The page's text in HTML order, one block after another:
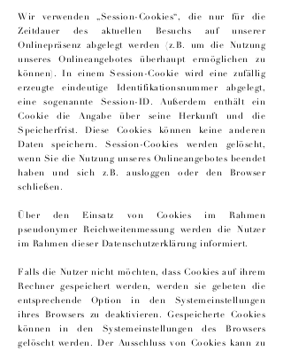
Wir verwenden „Session-Cookies“, die nur für die
Zeitdauer des aktuellen Besuchs auf unserer
Onlinepräsenz abgelegt werden (z.B. um die Nutzung
unseres Onlineangebotes überhaupt ermöglichen zu
können). In einem Session-Cookie wird eine zufällig
erzeugte eindeutige Identifikationsnummer abgelegt,
eine sogenannte Session-ID. Außerdem enthält ein
Cookie die Angabe über seine Herkunft und die
Speicherfrist. Diese Cookies können keine anderen
Daten speichern. Session-Cookies werden gelöscht,
wenn Sie die Nutzung unseres Onlineangebotes beendet
haben und sich z.B. ausloggen oder den Browser
schließen.
Über den Einsatz von Cookies im Rahmen
pseudonymer Reichweitenmessung werden die Nutzer
im Rahmen dieser Datenschutzerklärung informiert.
Falls die Nutzer nicht möchten, dass Cookies auf ihrem
Rechner gespeichert werden, werden sie gebeten die
entsprechende Option in den Systemeinstellungen
ihres Browsers zu deaktivieren. Gespeicherte Cookies
können in den Systemeinstellungen des Browsers
gelöscht werden. Der Ausschluss von Cookies kann zu